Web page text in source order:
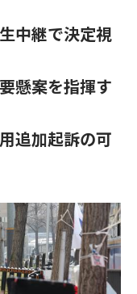
u
n
中継で決定視
懸案を指揮す
追加起訴の可